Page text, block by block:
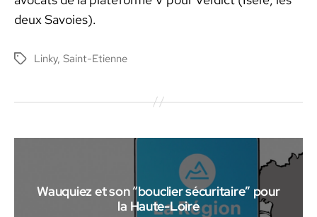
deux Savoies).
Étiquettes
Linky, Saint-Etienne
Wauquiez et son “bouclier sécuritaire” pour
la Haute-Loire